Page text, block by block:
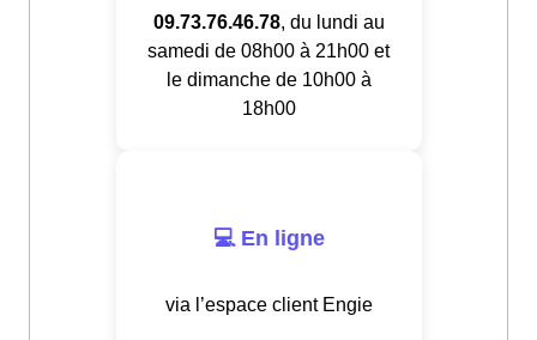
09.73.76.46.78, du lundi au
samedi de 08h00 à 21h00 et
le dimanche de 10h00 à
18h00
💻 En ligne
via l’espace client Engie